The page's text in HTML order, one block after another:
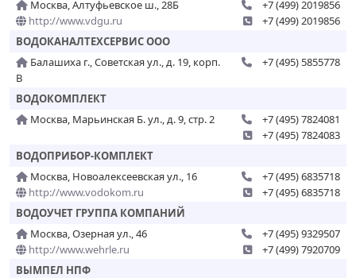
Москва, Алтуфьевское ш., 28Б
http://www.vdgu.ru
+7 (499) 2019856
+7 (499) 2019856
ВОДОКАНАЛТЕХСЕРВИС ООО
Балашиха г., Советская ул., д. 19, корп.
В
+7 (495) 5855778
ВОДОКОМПЛЕКТ
Москва, Марьинская Б. ул., д. 9, стр. 2
+7 (495) 7824081
+7 (495) 7824083
ВОДОПРИБОР-КОМПЛЕКТ
Москва, Новоалексеевская ул., 16
http://www.vodokom.ru
+7 (495) 6835718
+7 (495) 6835718
ВОДОУЧЕТ ГРУППА КОМПАНИЙ
Москва, Озерная ул., 46
http://www.wehrle.ru
+7 (495) 9329507
+7 (499) 7920709
ВЫМПЕЛ НПФ